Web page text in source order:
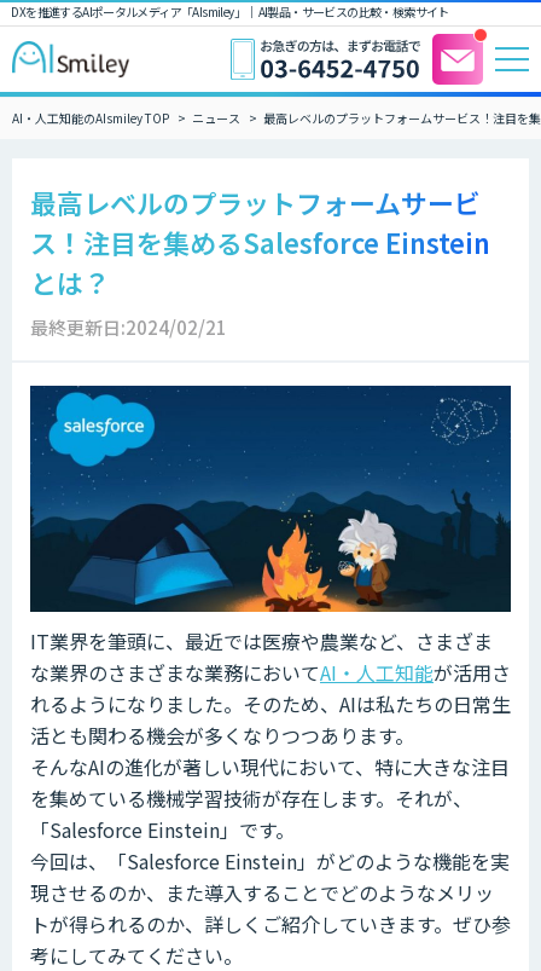
DXを推進するAIポータルメディア「AIsmiley」｜ AI製品・サービスの比較・検索サイト
AI・人工知能のAIsmiley TOP ニュース 最高レベルのプラットフォームサービス！注目を
最高レベルのプラットフォームサービ
ス！注目を集めるSalesforce Einstein
とは？
最終更新日:2024/02/21
IT業界を筆頭に、最近では医療や農業など、さまざま
な業界のさまざまな業務においてAI・人工知能が活用さ
れるようになりました。そのため、AIは私たちの日常生
活とも関わる機会が多くなりつつあります。
そんなAIの進化が著しい現代において、特に大きな注目
を集めている機械学習技術が存在します。それが、
「Salesforce Einstein」です。
今回は、「Salesforce Einstein」がどのような機能を実
現させるのか、また導入することでどのようなメリッ
トが得られるのか、詳しくご紹介していきます。ぜひ参
考にしてみてください。